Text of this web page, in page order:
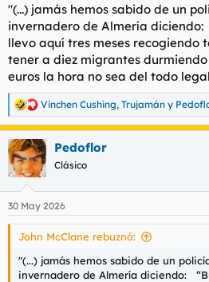
:
"(...) jamás hemos sabido de un
invernadero de Almería diciendo:
llevo aquí tres meses recogiendo
tener a diez migrantes
euros la hora no sea del todo
R
e
a
c
c
i
e
s
Vinchen Cushing, Trujamán y
Pedoflor
Clásico
30 May 2026
John McClane rebuznó:
"(...) jamás hemos sabido de un
invernadero de Almería diciendo: